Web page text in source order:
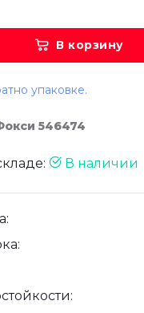
В корзину
упаковке.
546474
В наличии